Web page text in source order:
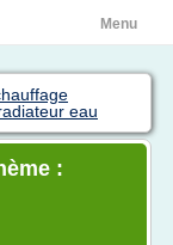
Menu
eau
: